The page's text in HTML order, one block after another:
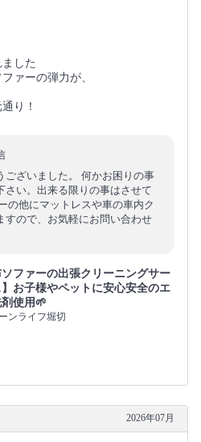
した
ァーの弾力が、
り！
ございました。 何かお困りの事
さい。出来る限りの事はさせて
の他にマットレスや車の車内ク
すので、お気軽にお問い合わせ
ソファーの出張クリーニングサー
】お子様やペットに安心安全のエ
剤使用🌱
ンライフ堀切
2026年07月